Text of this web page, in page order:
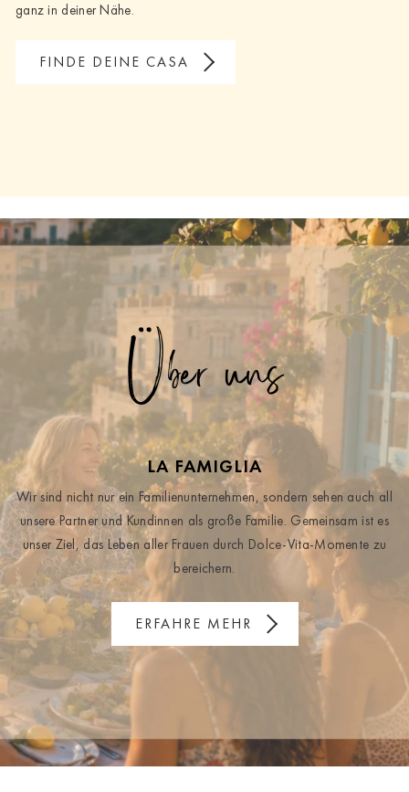
ganz in deiner Nähe.
FINDE DEINE CASA
Über uns
LA FAMIGLIA
Wir sind nicht nur ein Familienunternehmen, sondern sehen auch all
unsere Partner und Kundinnen als große Familie. Gemeinsam ist es
unser Ziel, das Leben aller Frauen durch Dolce-Vita-Momente zu
bereichern.
ERFAHRE MEHR